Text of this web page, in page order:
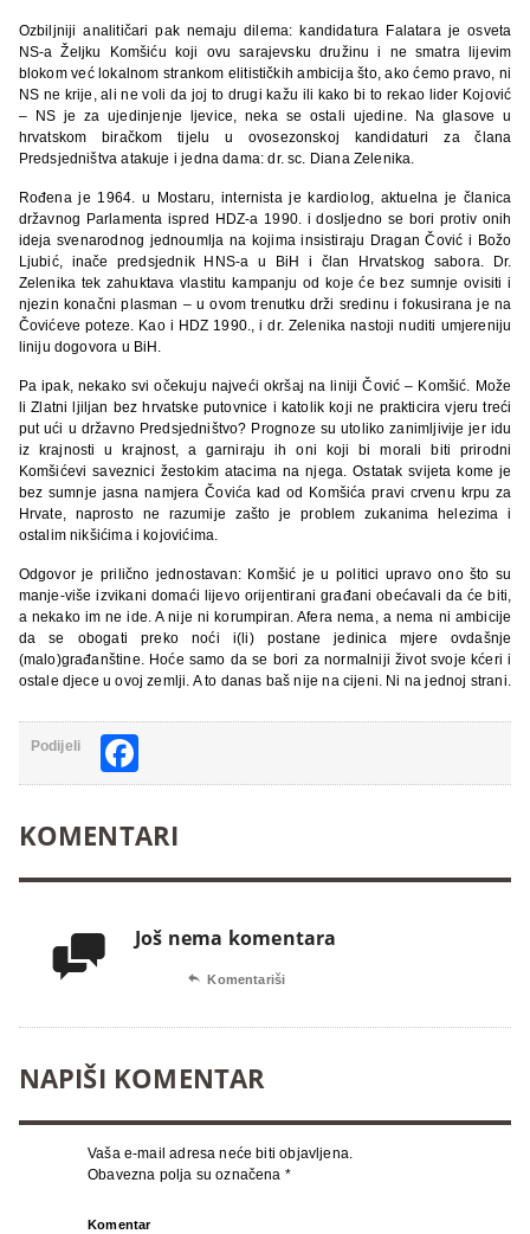
Ozbiljniji analitičari pak nemaju dilema: kandidatura Falatara je osveta
NS-a Željku Komšiću koji ovu sarajevsku družinu i ne smatra lijevim
blokom već lokalnom strankom elitističkih ambicija što, ako ćemo pravo, ni
NS ne krije, ali ne voli da joj to drugi kažu ili kako bi to rekao lider Kojović
– NS je za ujedinjenje ljevice, neka se ostali ujedine. Na glasove u
hrvatskom biračkom tijelu u ovosezonskoj kandidaturi za člana
Predsjedništva atakuje i jedna dama: dr. sc. Diana Zelenika.
Rođena je 1964. u Mostaru, internista je kardiolog, aktuelna je članica
državnog Parlamenta ispred HDZ-a 1990. i dosljedno se bori protiv onih
ideja svenarodnog jednoumlja na kojima insistiraju Dragan Čović i Božo
Ljubić, inače predsjednik HNS-a u BiH i član Hrvatskog sabora. Dr.
Zelenika tek zahuktava vlastitu kampanju od koje će bez sumnje ovisiti i
njezin konačni plasman – u ovom trenutku drži sredinu i fokusirana je na
Čovićeve poteze. Kao i HDZ 1990., i dr. Zelenika nastoji nuditi umjereniju
liniju dogovora u BiH.
Pa ipak, nekako svi očekuju najveći okršaj na liniji Čović – Komšić. Može
li Zlatni ljiljan bez hrvatske putovnice i katolik koji ne prakticira vjeru treći
put ući u državno Predsjedništvo? Prognoze su utoliko zanimljivije jer idu
iz krajnosti u krajnost, a garniraju ih oni koji bi morali biti prirodni
Komšićevi saveznici žestokim atacima na njega. Ostatak svijeta kome je
bez sumnje jasna namjera Čovića kad od Komšića pravi crvenu krpu za
Hrvate, naprosto ne razumije zašto je problem zukanima helezima i
ostalim nikšićima i kojovićima.
Odgovor je prilično jednostavan: Komšić je u politici upravo ono što su
manje-više izvikani domaći lijevo orijentirani građani obećavali da će biti,
a nekako im ne ide. A nije ni korumpiran. Afera nema, a nema ni ambicije
da se obogati preko noći i(li) postane jedinica mjere ovdašnje
(malo)građanštine. Hoće samo da se bori za normalniji život svoje kćeri i
ostale djece u ovoj zemlji. A to danas baš nije na cijeni. Ni na jednoj strani.
Podijeli
KOMENTARI
 Još nema komentara
 Komentariši
NAPIŠI KOMENTAR
Vaša e-mail adresa neće biti objavljena.
Obavezna polja su označena *
Komentar